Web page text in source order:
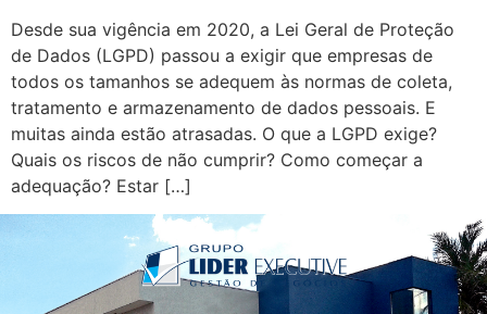
Desde sua vigência em 2020, a Lei Geral de Proteção
de Dados (LGPD) passou a exigir que empresas de
todos os tamanhos se adequem às normas de coleta,
tratamento e armazenamento de dados pessoais. E
muitas ainda estão atrasadas. O que a LGPD exige?
Quais os riscos de não cumprir? Como começar a
adequação? Estar […]